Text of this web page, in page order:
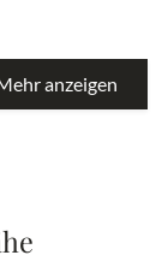
anzeigen